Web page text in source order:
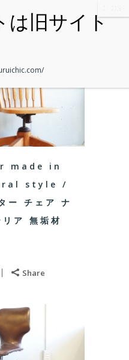
made in
style /
ー チェア ナ
ア 無垢材
Share